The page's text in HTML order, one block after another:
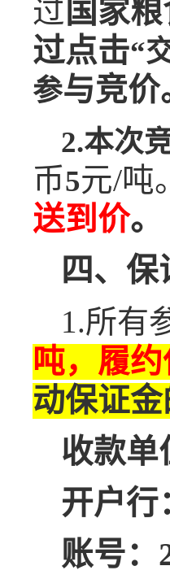
过 国家
过点击“
参与竞价
2.本次
币5元/吨。
送到价。
四、
1.所有
吨，履
动保证
收款单
开户行
账号：